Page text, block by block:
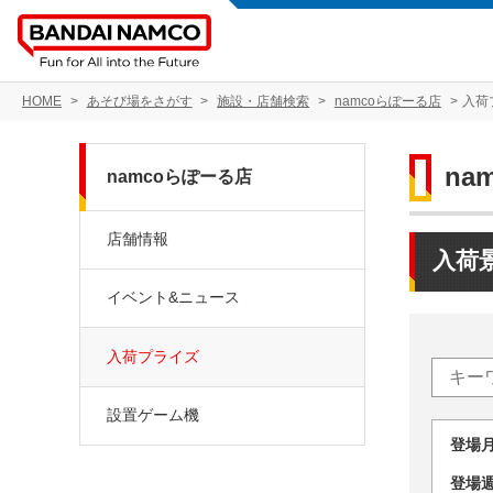
HOME あそび場をさがす 施設・店舗検索 namcoらぽーる店 入荷
入荷
登
登
namcoらぽーる店
店舗情報
イベント&ニュース
入荷プライズ
設置ゲーム機